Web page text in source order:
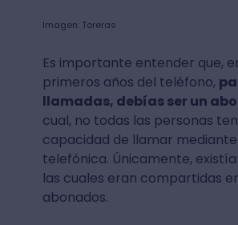
Imagen: Toreras
Es importante entender que,
primeros años del teléfono,
llamadas, debías ser un
cual, no todas las personas
capacidad de llamar
telefónica. Únicamente,
las cuales eran compartidas
abonados.